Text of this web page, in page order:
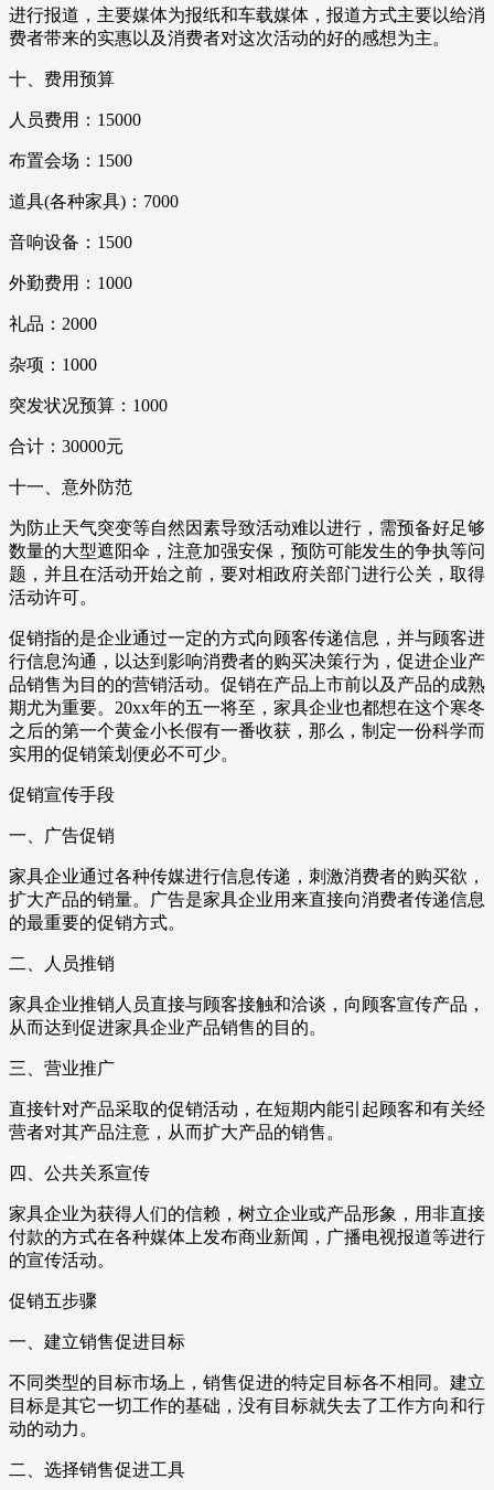
进行报道，主要媒体为报纸和车载媒体，报道方式主要以给消
费者带来的实惠以及消费者对这次活动的好的感想为主。
十、费用预算
人员费用：15000
布置会场：1500
道具(各种家具)：7000
音响设备：1500
外勤费用：1000
礼品：2000
杂项：1000
突发状况预算：1000
合计：30000元
十一、意外防范
为防止天气突变等自然因素导致活动难以进行，需预备好足够
数量的大型遮阳伞，注意加强安保，预防可能发生的争执等问
题，并且在活动开始之前，要对相政府关部门进行公关，取得
活动许可。
促销指的是企业通过一定的方式向顾客传递信息，并与顾客进
行信息沟通，以达到影响消费者的购买决策行为，促进企业产
品销售为目的的营销活动。促销在产品上市前以及产品的成熟
期尤为重要。20xx年的五一将至，家具企业也都想在这个寒冬
之后的第一个黄金小长假有一番收获，那么，制定一份科学而
实用的促销策划便必不可少。
促销宣传手段
一、广告促销
家具企业通过各种传媒进行信息传递，刺激消费者的购买欲，
扩大产品的销量。广告是家具企业用来直接向消费者传递信息
的最重要的促销方式。
二、人员推销
家具企业推销人员直接与顾客接触和洽谈，向顾客宣传产品，
从而达到促进家具企业产品销售的目的。
三、营业推广
直接针对产品采取的促销活动，在短期内能引起顾客和有关经
营者对其产品注意，从而扩大产品的销售。
四、公共关系宣传
家具企业为获得人们的信赖，树立企业或产品形象，用非直接
付款的方式在各种媒体上发布商业新闻，广播电视报道等进行
的宣传活动。
促销五步骤
一、建立销售促进目标
不同类型的目标市场上，销售促进的特定目标各不相同。建立
目标是其它一切工作的基础，没有目标就失去了工作方向和行
动的动力。
二、选择销售促进工具